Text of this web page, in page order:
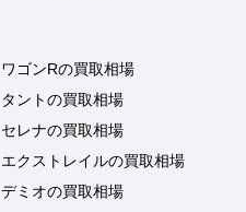
ワゴンRの買取相場
タントの買取相場
セレナの買取相場
エクストレイルの買取相場
デミオの買取相場